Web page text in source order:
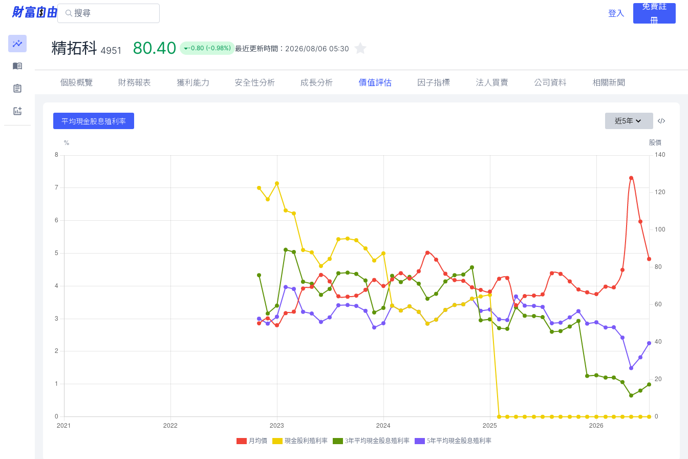
登入
免費註
冊
精拓科 4951 80.40 -0.80 (-0.98%) 最近更新時間： 2026/08/06 05:30
個股概覽 財務報表 獲利能力 安全性分析 成長分析 價值評估 因子指標 法人買賣 公司資料 相關新聞
平均現金股息殖利率 近5年
月均價 現金股利殖利率 3年平均現金股息殖利率 5年平均現金股息殖利率